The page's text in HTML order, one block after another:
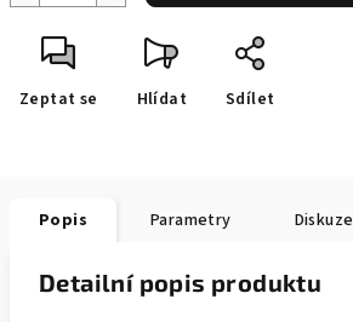
Zeptat se Hlídat Sdílet
Popis Parametry Diskuze
Detailní popis produktu